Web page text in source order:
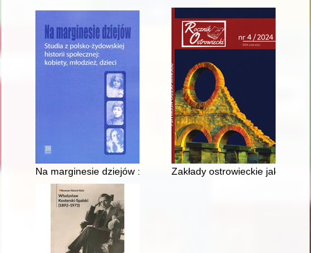
Na marginesie dziejów : studia z polsko-żydowskiej historii
Zakłady ostrowieckie jako